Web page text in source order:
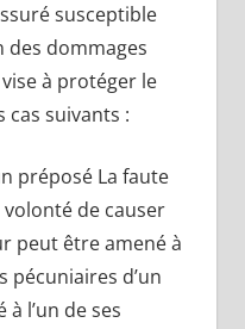
susceptible
des dommages
à protéger le
cas suivants :
préposé La faute
de causer
peut être amené à
pécuniaires d’un
l’un de ses